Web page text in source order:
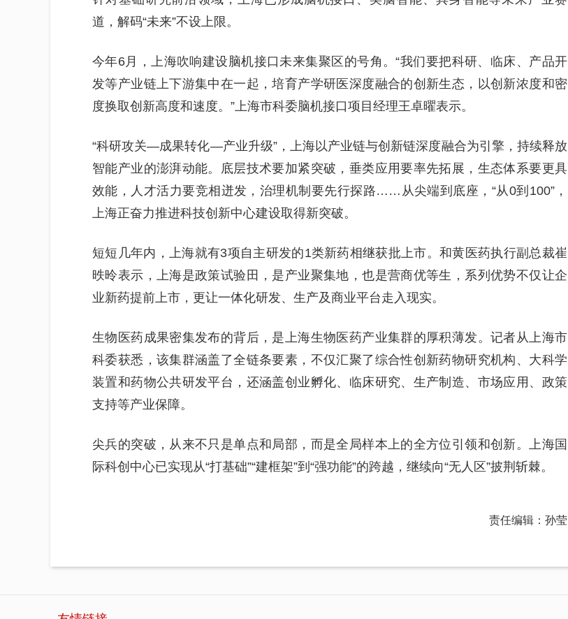
道，解码“未来”不设上限。
今年6月，上海吹响建设脑机接口未来集聚区的号角。“我们要把科研、临床、产品开
发等产业链上下游集中在一起，培育产学研医深度融合的创新生态，以创新浓度和密
度换取创新高度和速度。”上海市科委脑机接口项目经理王卓曜表示。
“科研攻关—成果转化—产业升级”，上海以产业链与创新链深度融合为引擎，持续释放
智能产业的澎湃动能。底层技术要加紧突破，垂类应用要率先拓展，生态体系要更具
效能，人才活力要竞相迸发，治理机制要先行探路……从尖端到底座，“从0到100”，
上海正奋力推进科技创新中心建设取得新突破。
短短几年内，上海就有3项自主研发的1类新药相继获批上市。和黄医药执行副总裁崔
昳昤表示，上海是政策试验田，是产业聚集地，也是营商优等生，系列优势不仅让企
业新药提前上市，更让一体化研发、生产及商业平台走入现实。
生物医药成果密集发布的背后，是上海生物医药产业集群的厚积薄发。记者从上海市
科委获悉，该集群涵盖了全链条要素，不仅汇聚了综合性创新药物研究机构、大科学
装置和药物公共研发平台，还涵盖创业孵化、临床研究、生产制造、市场应用、政策
支持等产业保障。
尖兵的突破，从来不只是单点和局部，而是全局样本上的全方位引领和创新。上海国
际科创中心已实现从“打基础”“建框架”到“强功能”的跨越，继续向“无人区”披荆斩棘。
责任编辑：孙莹